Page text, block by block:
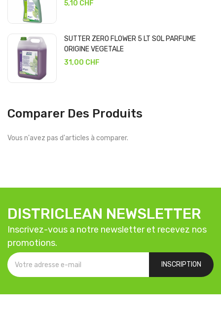
5,10 CHF
SUTTER ZERO FLOWER 5 LT SOL PARFUME
ORIGINE VEGETALE
31,00 CHF
Comparer Des Produits
Vous n'avez pas d'articles à comparer.
DISTRICLEAN NEWSLETTER
Inscrivez-vous a notre newsletter et recevez nos
promotions.
INSCRIPTION